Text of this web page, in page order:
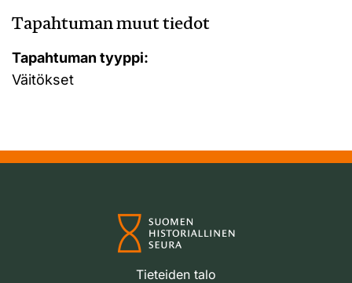
Tapahtuman muut tiedot
Tapahtuman tyyppi:
Väitökset
Tieteiden talo